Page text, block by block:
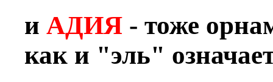
и АДИЯ - тоже
как и "эль"